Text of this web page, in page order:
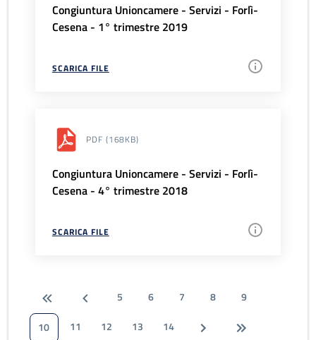
Congiuntura Unioncamere - Servizi - Forlì-
Cesena - 1° trimestre 2019
SCARICA FILE
PDF (168KB)
Congiuntura Unioncamere - Servizi - Forlì-
Cesena - 4° trimestre 2018
SCARICA FILE
5 6 7 8
9
10
11 12 13 14